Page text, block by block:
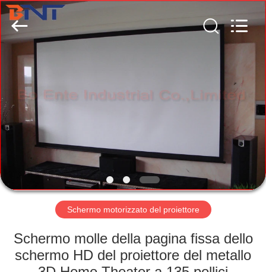
CASA
PRODOTTI
CIRCA
GIRO
FABBRICA
(Bo
Ente
Industrial
Co.,
Limited).
All
Reserved.
Schermo motorizzato del proiettore
Schermo molle della pagina fissa dello
schermo HD del proiettore del metallo